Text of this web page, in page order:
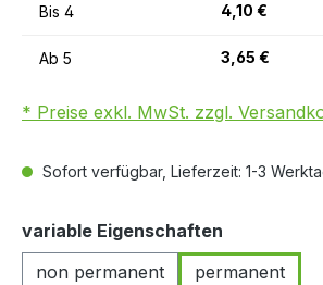
Bis 4 4,10 €
Ab 5 3,65 €
* Preise exkl. MwSt. zzgl.
Sofort verfügbar, Lieferzeit: 1-3
variable Eigenschaften
non permanent
permanent